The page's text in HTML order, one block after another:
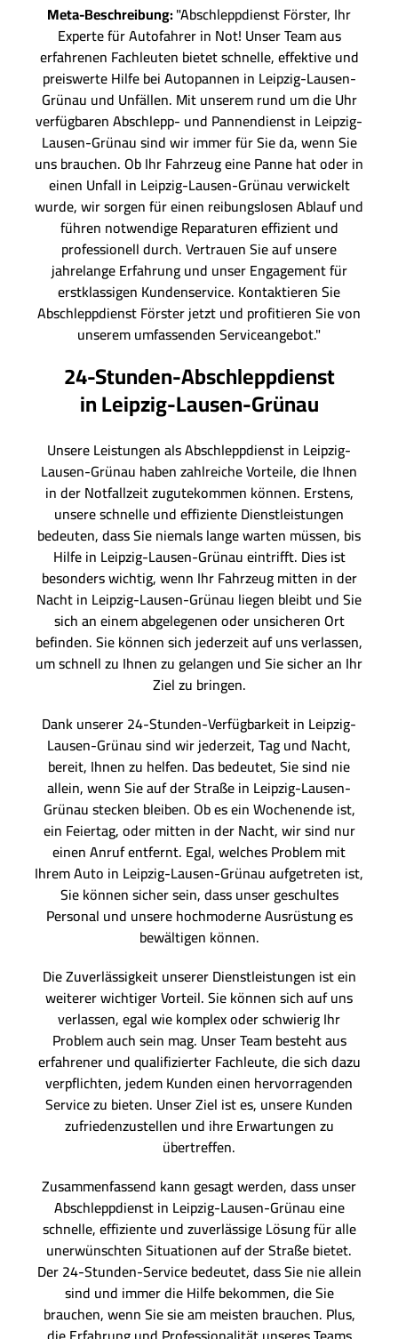
Meta-Beschreibung:"Abschleppdienst Förster, Ihr
Experte für Autofahrer in Not! Unser Team aus
erfahrenen Fachleuten bietet schnelle, effektive und
preiswerte Hilfe bei Autopannen in Leipzig-Lausen-
Grünau und Unfällen. Mit unserem rund um die Uhr
verfügbaren Abschlepp- und Pannendienst in Leipzig-
Lausen-Grünau sind wir immer für Sie da, wenn Sie
uns brauchen. Ob Ihr Fahrzeug eine Panne hat oder in
einen Unfall in Leipzig-Lausen-Grünau verwickelt
wurde, wir sorgen für einen reibungslosen Ablauf und
führen notwendige Reparaturen effizient und
professionell durch. Vertrauen Sie auf unsere
jahrelange Erfahrung und unser Engagement für
erstklassigen Kundenservice. Kontaktieren Sie
Abschleppdienst Förster jetzt und profitieren Sie von
unserem umfassenden Serviceangebot."
24-Stunden-Abschleppdienst
in Leipzig-Lausen-Grünau
Unsere Leistungen als Abschleppdienst in Leipzig-
Lausen-Grünau haben zahlreiche Vorteile, die Ihnen
in der Notfallzeit zugutekommen können. Erstens,
unsere schnelle und effiziente Dienstleistungen
bedeuten, dass Sie niemals lange warten müssen, bis
Hilfe in Leipzig-Lausen-Grünau eintrifft. Dies ist
besonders wichtig, wenn Ihr Fahrzeug mitten in der
Nacht in Leipzig-Lausen-Grünau liegen bleibt und Sie
sich an einem abgelegenen oder unsicheren Ort
befinden. Sie können sich jederzeit auf uns verlassen,
um schnell zu Ihnen zu gelangen und Sie sicher an Ihr
Ziel zu bringen.
Dank unserer 24-Stunden-Verfügbarkeit in Leipzig-
Lausen-Grünau sind wir jederzeit, Tag und Nacht,
bereit, Ihnen zu helfen. Das bedeutet, Sie sind nie
allein, wenn Sie auf der Straße in Leipzig-Lausen-
Grünau stecken bleiben. Ob es ein Wochenende ist,
ein Feiertag, oder mitten in der Nacht, wir sind nur
einen Anruf entfernt. Egal, welches Problem mit
Ihrem Auto in Leipzig-Lausen-Grünau aufgetreten ist,
Sie können sicher sein, dass unser geschultes
Personal und unsere hochmoderne Ausrüstung es
bewältigen können.
Die Zuverlässigkeit unserer Dienstleistungen ist ein
weiterer wichtiger Vorteil. Sie können sich auf uns
verlassen, egal wie komplex oder schwierig Ihr
Problem auch sein mag. Unser Team besteht aus
erfahrener und qualifizierter Fachleute, die sich dazu
verpflichten, jedem Kunden einen hervorragenden
Service zu bieten. Unser Ziel ist es, unsere Kunden
zufriedenzustellen und ihre Erwartungen zu
übertreffen.
Zusammenfassend kann gesagt werden, dass unser
Abschleppdienst in Leipzig-Lausen-Grünau eine
schnelle, effiziente und zuverlässige Lösung für alle
unerwünschten Situationen auf der Straße bietet.
Der 24-Stunden-Service bedeutet, dass Sie nie allein
sind und immer die Hilfe bekommen, die Sie
brauchen, wenn Sie sie am meisten brauchen. Plus,